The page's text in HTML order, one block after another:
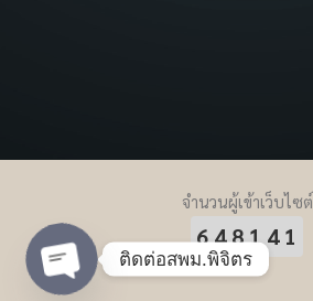
จำนวนผู้เข้าเว็บไซต์
648141
ติดต่อสพม.พิจิตร
Open chaty